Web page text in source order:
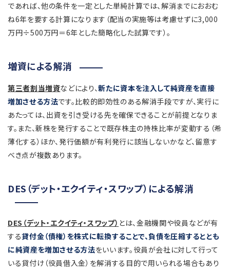
であれば、他の条件を一定とした単純計算では、解消までにおおむ
ね6年を要する計算になります（配当の実施等は考慮せずに3,000
万円÷500万円＝6年とした簡略化した試算です）。
増資による解消
第三者割当増資などにより、新たに資本を注入して純資産を直接
増加させる方法です。比較的即効性のある解消手段ですが、実行に
あたっては、出資を引き受ける先を確保できることが前提となりま
す。また、新株を発行することで既存株主の持株比率が変動する（希
薄化する）ほか、発行価額が有利発行に該当しないかなど、留意す
べき点が複数あります。
DES（デット・エクイティ・スワップ）による解消
DES（デット・エクイティ・スワップ） とは、金融機関や役員などが有
する貸付金（債権）を株式に転換することで、負債を圧縮するととも
に純資産を増加させる方法をいいます。役員が会社に対して行って
いる貸付け（役員借入金）を解消する目的で用いられる場合もあり